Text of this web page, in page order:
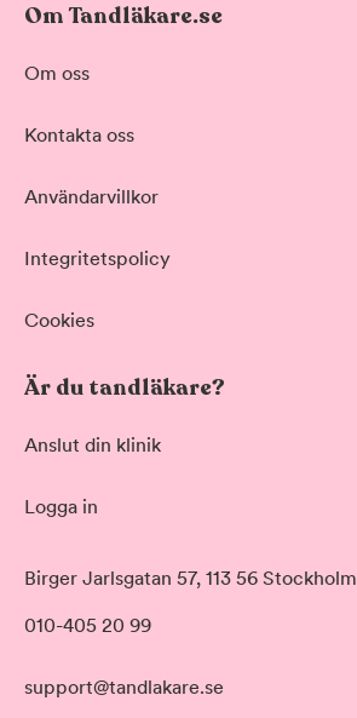
Akut tandvård
Basundersökning
Hygienistbehandling
Professionell rengöring och puts
Morgon
Klockan 09:00 - 12:00
Om Tandläkare.se
Om oss
Kontakta oss
Användarvillkor
Integritetspolicy
Cookies
Är du tandläkare?
Anslut din klinik
Logga in
Birger Jarlsgatan 57, 113 56 Stockholm
010-405 20 99
support@tandlakare.se